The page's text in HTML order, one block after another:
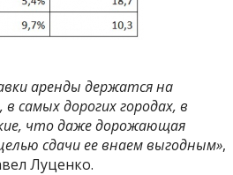
аренды держатся на
самых дорогих городах, в
что даже дорожающая
сдачи ее внаем выгодным»,
Луценко.